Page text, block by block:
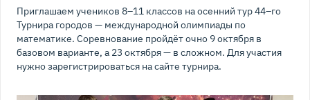
Приглашаем учеников 8–11 классов на осенний тур 44–го
Турнира городов — международной олимпиады по
математике. Соревнование пройдёт очно 9 октября в
базовом варианте, а 23 октября — в сложном. Для участия
нужно зарегистрироваться на сайте турнира.